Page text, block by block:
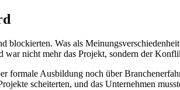
Was als
nicht mehr das Projekt, sondern der
formale Ausbildung noch über
scheiterten, und das Unternehmen